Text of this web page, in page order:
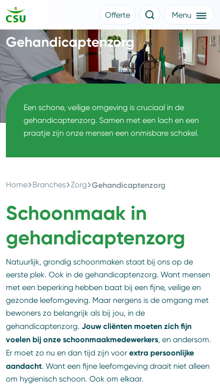
Nieuws
Klantverhalen
Over CSU
Werken bij CSU
Medewerkers
CSU Login
Offerte aanvragen
Offerte Menu
Gehandicaptenzorg
Een schone, veilige omgeving is cruciaal in de
gehandicaptenzorg. Samen met een lach en een
praatje zijn onze mensen een onmisbare schakel.
Home Branches Zorg Gehandicaptenzorg
Schoonmaak in
gehandicaptenzorg
Natuurlijk, grondig schoonmaken staat bij ons op de
eerste plek. Ook in de gehandicaptenzorg. Want mensen
met een beperking hebben baat bij een fijne, veilige en
gezonde leefomgeving. Maar nergens is de omgang met
bewoners zo belangrijk als bij jou, in de
gehandicaptenzorg. Jouw cliënten moeten zich fijn
voelen bij onze schoonmaakmedewerkers, en andersom.
Er moet zo nu en dan tijd zijn voor extra persoonlijke
aandacht. Want een fijne leefomgeving draait niet alleen
om hygienisch schoon. Ook om elkaar.